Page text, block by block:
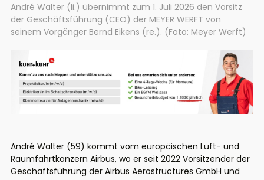
André Walter (li.) übernimmt zum 1. Juli 2026 den Vorsitz
der Geschäftsführung (CEO) der MEYER WERFT von
seinem Vorgänger Bernd Eikens (re.). (Foto: Meyer Werft)
André Walter (59) kommt vom europäischen Luft- und
Raumfahrtkonzern Airbus, wo er seit 2022 Vorsitzender der
Geschäftsführung der Airbus Aerostructures GmbH und